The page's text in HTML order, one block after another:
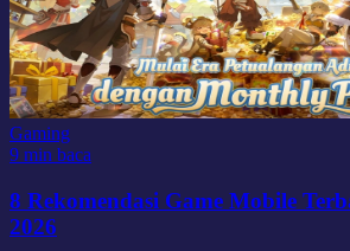
Gaming
9 min baca
8 Rekomendasi Game Mobile
2026